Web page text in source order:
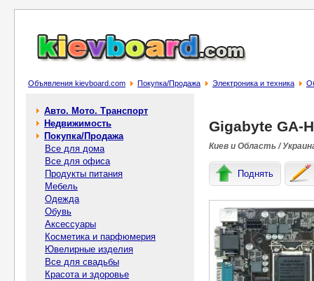
Объявления kievboard.com Покупка/Продажа Электроника и техника
Авто. Мото. Транспорт
Недвижимость
Покупка/Продажа
Все для дома
Все для офиса
Продукты питания
Мебель
Одежда
Обувь
Аксессуары
Косметика и парфюмерия
Ювелирные изделия
Все для свадьбы
Красота и здоровье
Gigabyte GA-
Киев и Область /
Поднять